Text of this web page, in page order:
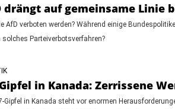
drängt auf gemeinsame Linie
AfD verboten werden? Während einige
solches Parteiverbotsverfahren?
in Kanada: Zerrissene
Gipfel in Kanada steht vor enormen